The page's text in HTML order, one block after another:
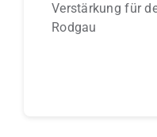
Verstärkung für
Rodgau